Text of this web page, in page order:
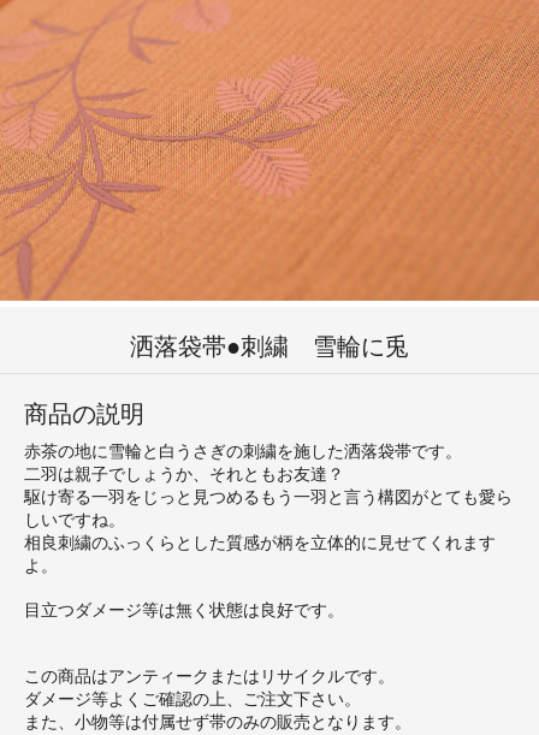
洒落袋帯●刺繍 雪輪に兎
商品の説明
赤茶の地に雪輪と白うさぎの刺繍を施した洒落袋帯です。
二羽は親子でしょうか、それともお友達？
駆け寄る一羽をじっと見つめるもう一羽と言う構図がとても愛ら
しいですね。
相良刺繍のふっくらとした質感が柄を立体的に見せてくれます
よ。
目立つダメージ等は無く状態は良好です。
この商品はアンティークまたはリサイクルです。
ダメージ等よくご確認の上、ご注文下さい。
また、小物等は付属せず帯のみの販売となります。